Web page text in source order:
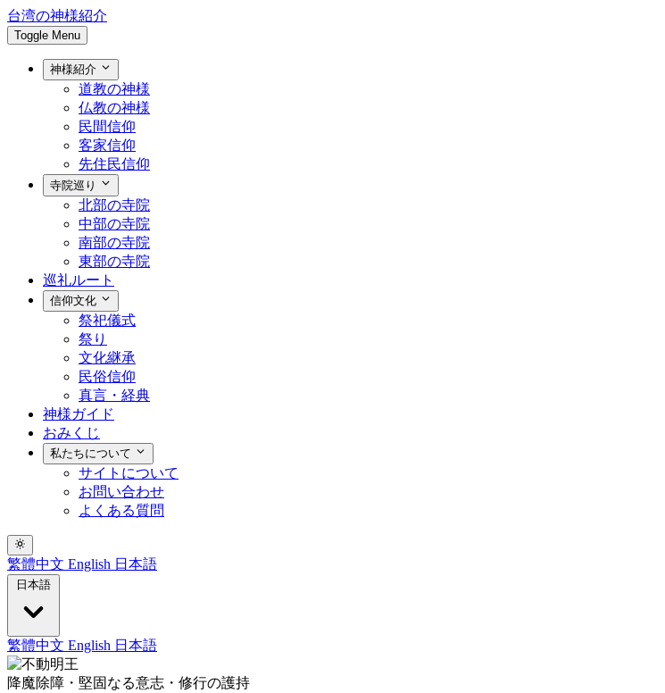
台湾の神様紹介
Toggle Menu
神様紹介
道教の神様
仏教の神様
民間信仰
客家信仰
先住民信仰
寺院巡り
北部の寺院
中部の寺院
南部の寺院
東部の寺院
巡礼ルート
信仰文化
祭祀儀式
祭り
文化継承
民俗信仰
真言・経典
神様ガイド
おみくじ
私たちについて
サイトについて
お問い合わせ
よくある質問
繁體中文 English 日本語
日本語
繁體中文 English 日本語
降魔除障・堅固なる意志・修行の護持